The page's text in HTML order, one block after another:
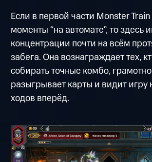
Если в первой части Monster
моменты “на автомате”, то здесь
концентрации почти на всём
забега. Она вознаграждает тех,
собирать точные комбо, грамотно
разыгрывает карты и видит игру
ходов вперёд.